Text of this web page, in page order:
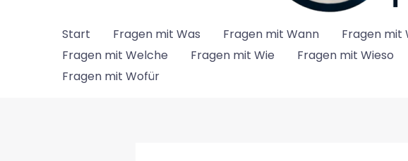
Start Fragen mit Was Fragen mit Wann Fragen mit
Fragen mit Welche
Fragen mit Wie Fragen mit Wieso
Fragen mit Wofür